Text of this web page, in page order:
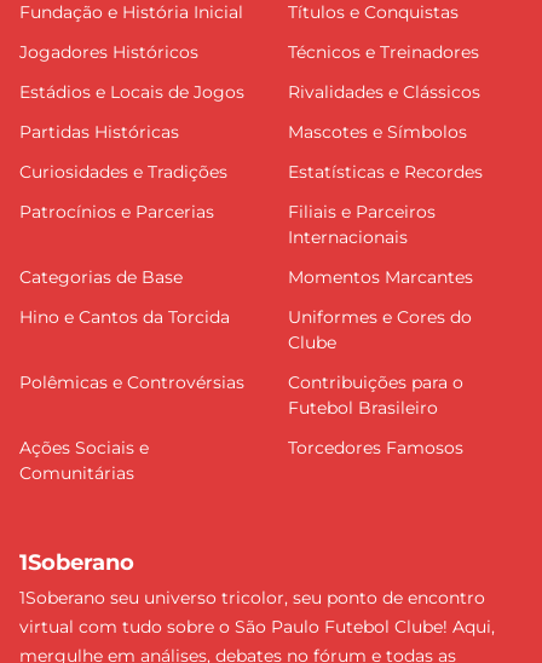
Fundação e História Inicial
Títulos e Conquistas
Jogadores Históricos
Técnicos e Treinadores
Estádios e Locais de Jogos
Rivalidades e Clássicos
Partidas Históricas
Mascotes e Símbolos
Curiosidades e Tradições
Estatísticas e Recordes
Patrocínios e Parcerias
Filiais e Parceiros
Internacionais
Categorias de Base
Momentos Marcantes
Hino e Cantos da Torcida
Uniformes e Cores do
Clube
Polêmicas e Controvérsias
Contribuições para o
Futebol Brasileiro
Ações Sociais e
Comunitárias
Torcedores Famosos
1Soberano
1Soberano seu universo tricolor, seu ponto de encontro
virtual com tudo sobre o São Paulo Futebol Clube! Aqui,
mergulhe em análises, debates no fórum e todas as